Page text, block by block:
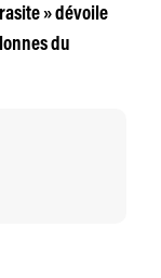
» dévoile
du